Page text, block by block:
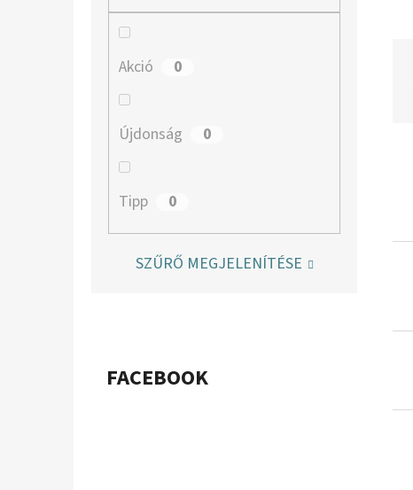
Akció 0
Újdonság 0
Tipp 0
SZŰRŐ MEGJELENÍTÉSE
FACEBOOK
E
M
E
L